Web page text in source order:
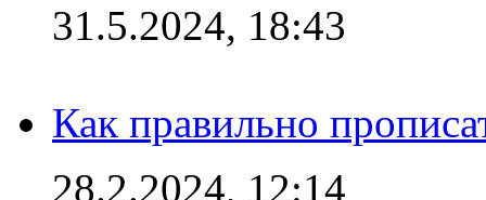
31.5.2024, 18:43
Как правильно
28.2.2024, 12:14